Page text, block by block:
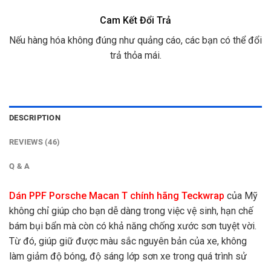
Cam Kết Đổi Trả
Nếu hàng hóa không đúng như quảng cáo, các bạn có thể đổi
trả thỏa mái.
DESCRIPTION
REVIEWS (46)
Q & A
Dán PPF Porsche Macan T chính hãng Teckwrap của Mỹ
không chỉ giúp cho bạn dễ dàng trong việc vệ sinh, hạn chế
bám bụi bẩn mà còn có khả năng chống xước sơn tuyệt vời.
Từ đó, giúp giữ được màu sắc nguyên bản của xe, không
làm giảm độ bóng, độ sáng lớp sơn xe trong quá trình sử